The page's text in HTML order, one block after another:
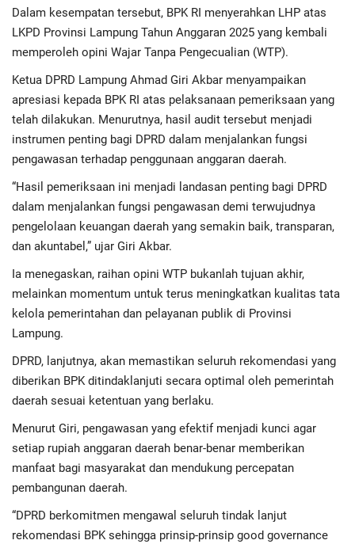
Dalam kesempatan tersebut, BPK RI menyerahkan LHP atas
LKPD Provinsi Lampung Tahun Anggaran 2025 yang kembali
memperoleh opini Wajar Tanpa Pengecualian (WTP).
Ketua DPRD Lampung Ahmad Giri Akbar menyampaikan
apresiasi kepada BPK RI atas pelaksanaan pemeriksaan yang
telah dilakukan. Menurutnya, hasil audit tersebut menjadi
instrumen penting bagi DPRD dalam menjalankan fungsi
pengawasan terhadap penggunaan anggaran daerah.
“Hasil pemeriksaan ini menjadi landasan penting bagi DPRD
dalam menjalankan fungsi pengawasan demi terwujudnya
pengelolaan keuangan daerah yang semakin baik, transparan,
dan akuntabel,” ujar Giri Akbar.
Ia menegaskan, raihan opini WTP bukanlah tujuan akhir,
melainkan momentum untuk terus meningkatkan kualitas tata
kelola pemerintahan dan pelayanan publik di Provinsi
Lampung.
DPRD, lanjutnya, akan memastikan seluruh rekomendasi yang
diberikan BPK ditindaklanjuti secara optimal oleh pemerintah
daerah sesuai ketentuan yang berlaku.
Menurut Giri, pengawasan yang efektif menjadi kunci agar
setiap rupiah anggaran daerah benar-benar memberikan
manfaat bagi masyarakat dan mendukung percepatan
pembangunan daerah.
“DPRD berkomitmen mengawal seluruh tindak lanjut
rekomendasi BPK sehingga prinsip-prinsip good governance